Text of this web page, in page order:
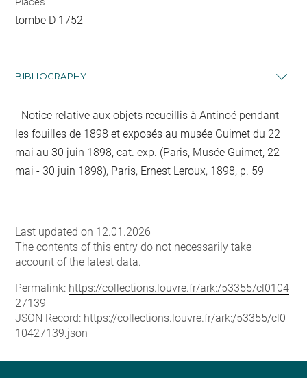
tombe D 1752
BIBLIOGRAPHY
Notice relative aux objets recueillis à Antinoé pendant
les fouilles de 1898 et exposés au musée Guimet du 22
mai au 30 juin 1898, cat. exp. (Paris, Musée Guimet, 22
mai - 30 juin 1898), Paris, Ernest Leroux, 1898, p. 59
Last updated on 12.01.2026
The contents of this entry do not necessarily take
account of the latest data.
Permalink: https://collections.louvre.fr/ark:/53355/cl0104
27139
JSON Record: https://collections.louvre.fr/ark:/53355/cl0
10427139.json